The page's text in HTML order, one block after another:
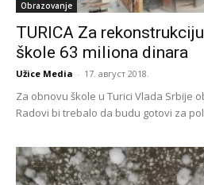
Obrazovanje
TURICA Za
škole 63 miliona dinara
Užice Media - 17. август 2018.
Za obnovu škole u Turici Vlada Srbije
Radovi bi trebalo da budu gotovi za